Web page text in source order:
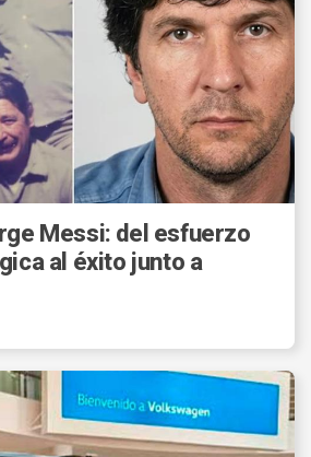
Messi: del esfuerzo
al éxito junto a